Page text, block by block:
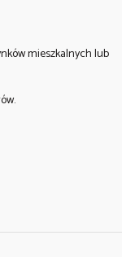
mieszkalnych lub